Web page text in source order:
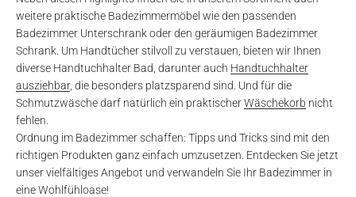
weitere praktische Badezimmermöbel wie den passenden
Badezimmer Unterschrank oder den geräumigen Badezimmer
Schrank. Um Handtücher stilvoll zu verstauen, bieten wir Ihnen
diverse Handtuchhalter Bad, darunter auch Handtuchhalter
ausziehbar, die besonders platzsparend sind. Und für die
Schmutzwäsche darf natürlich ein praktischerWäschekorb nicht
fehlen.
Ordnung im Badezimmer schaffen: Tipps und Tricks sind mit den
richtigen Produkten ganz einfach umzusetzen. Entdecken Sie jetzt
unser vielfältiges Angebot und verwandeln Sie Ihr Badezimmer in
eine Wohlfühloase!